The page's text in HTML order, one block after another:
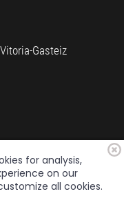
Gasteiz
for analysis,
on our
all cookies.